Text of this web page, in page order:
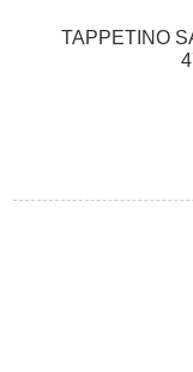
TAPPETINO